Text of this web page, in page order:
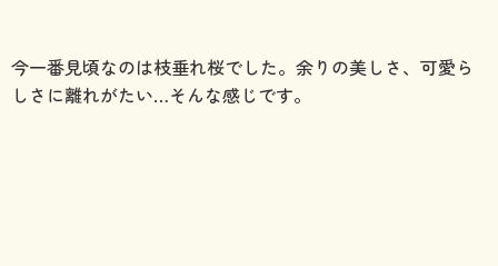
今一番見頃なのは枝垂れ桜でした。余りの美しさ、可愛ら
しさに離れがたい…そんな感じです。